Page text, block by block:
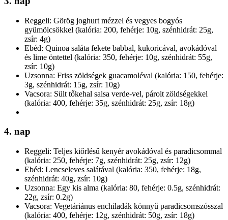
Reggeli: Görög joghurt mézzel és vegyes bogyós
gyümölcsökkel (kalória: 200, fehérje: 10g, szénhidrát: 25g,
zsír: 4g)
Ebéd: Quinoa saláta fekete babbal, kukoricával, avokádóval
és lime öntettel (kalória: 350, fehérje: 10g, szénhidrát: 55g,
zsír: 10g)
Uzsonna: Friss zöldségek guacamoléval (kalória: 150, fehérje:
3g, szénhidrát: 15g, zsír: 10g)
Vacsora: Sült tőkehal salsa verde-vel, párolt zöldségekkel
(kalória: 400, fehérje: 35g, szénhidrát: 25g, zsír: 18g)
4. nap
Reggeli: Teljes kiőrlésű kenyér avokádóval és paradicsommal
(kalória: 250, fehérje: 7g, szénhidrát: 25g, zsír: 12g)
Ebéd: Lencseleves salátával (kalória: 350, fehérje: 18g,
szénhidrát: 40g, zsír: 10g)
Uzsonna: Egy kis alma (kalória: 80, fehérje: 0.5g, szénhidrát:
22g, zsír: 0.2g)
Vacsora: Vegetáriánus enchiladák könnyű paradicsomszósszal
(kalória: 400, fehérje: 12g, szénhidrát: 50g, zsír: 18g)